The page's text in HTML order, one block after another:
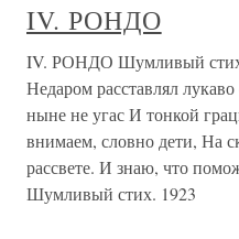
IV. РОНДО
IV. РОНДО Шумливый стих
Недаром расставлял
ныне не угас И тонкой
внимаем, словно дети, На
рассвете. И знаю, что
Шумливый стих. 1923